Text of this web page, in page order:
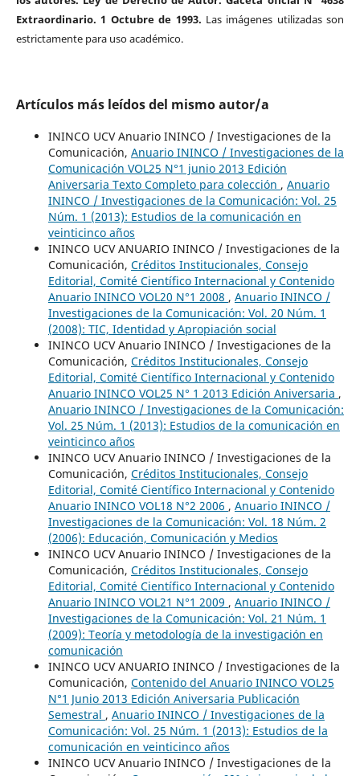
Extraordinario. 1 Octubre de 1993. Las imágenes utilizadas son
estrictamente para uso académico.
Artículos más leídos del mismo autor/a
ININCO UCV Anuario ININCO / Investigaciones de la
Comunicación, Anuario ININCO / Investigaciones de la
Comunicación VOL25 N°1 junio 2013 Edición
Aniversaria Texto Completo para colección , Anuario
ININCO / Investigaciones de la Comunicación: Vol. 25
Núm. 1 (2013): Estudios de la comunicación en
veinticinco años
ININCO UCV ANUARIO ININCO / Investigaciones de la
Comunicación, Créditos Institucionales, Consejo
Editorial, Comité Científico Internacional y Contenido
Anuario ININCO VOL20 N°1 2008 , Anuario ININCO /
Investigaciones de la Comunicación: Vol. 20 Núm. 1
(2008): TIC, Identidad y Apropiación social
ININCO UCV Anuario ININCO / Investigaciones de la
Comunicación, Créditos Institucionales, Consejo
Editorial, Comité Científico Internacional y Contenido
Anuario ININCO VOL25 N° 1 2013 Edición Aniversaria ,
Anuario ININCO / Investigaciones de la Comunicación:
Vol. 25 Núm. 1 (2013): Estudios de la comunicación en
veinticinco años
ININCO UCV Anuario ININCO / Investigaciones de la
Comunicación, Créditos Institucionales, Consejo
Editorial, Comité Científico Internacional y Contenido
Anuario ININCO VOL18 N°2 2006 , Anuario ININCO /
Investigaciones de la Comunicación: Vol. 18 Núm. 2
(2006): Educación, Comunicación y Medios
ININCO UCV Anuario ININCO / Investigaciones de la
Comunicación, Créditos Institucionales, Consejo
Editorial, Comité Científico Internacional y Contenido
Anuario ININCO VOL21 N°1 2009 , Anuario ININCO /
Investigaciones de la Comunicación: Vol. 21 Núm. 1
(2009): Teoría y metodología de la investigación en
comunicación
ININCO UCV ANUARIO ININCO / Investigaciones de la
Comunicación, Contenido del Anuario ININCO VOL25
N°1 Junio 2013 Edición Aniversaria Publicación
Semestral , Anuario ININCO / Investigaciones de la
Comunicación: Vol. 25 Núm. 1 (2013): Estudios de la
comunicación en veinticinco años
ININCO UCV Anuario ININCO / Investigaciones de la